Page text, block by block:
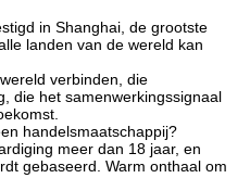
in Shanghai, de grootste
landen van de wereld kan
verbinden, die
die het samenwerkingssignaal
handelsmaatschappij?
meer dan 18 jaar, en
gebaseerd. Warm onthaal om